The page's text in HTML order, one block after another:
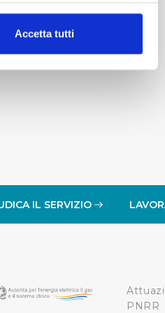
(impronte
che l’Utente ha fornito
i singoli cookie
Accetta tutti
IL SERVIZIO
PNRR